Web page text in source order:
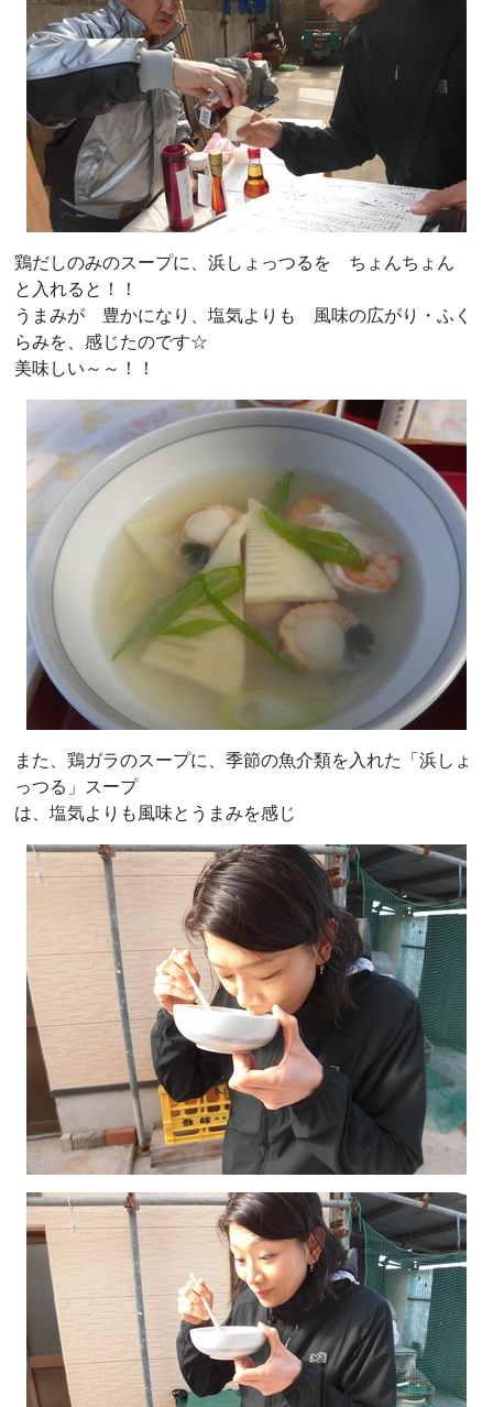
鶏だしのみのスープに、浜しょっつるを ちょんちょん
と入れると！！
うまみが 豊かになり、塩気よりも 風味の広がり・ふく
らみを、感じたのです☆
美味しい～～！！
また、鶏ガラのスープに、季節の魚介類を入れた「浜しょ
っつる」スープ
は、塩気よりも風味とうまみを感じ